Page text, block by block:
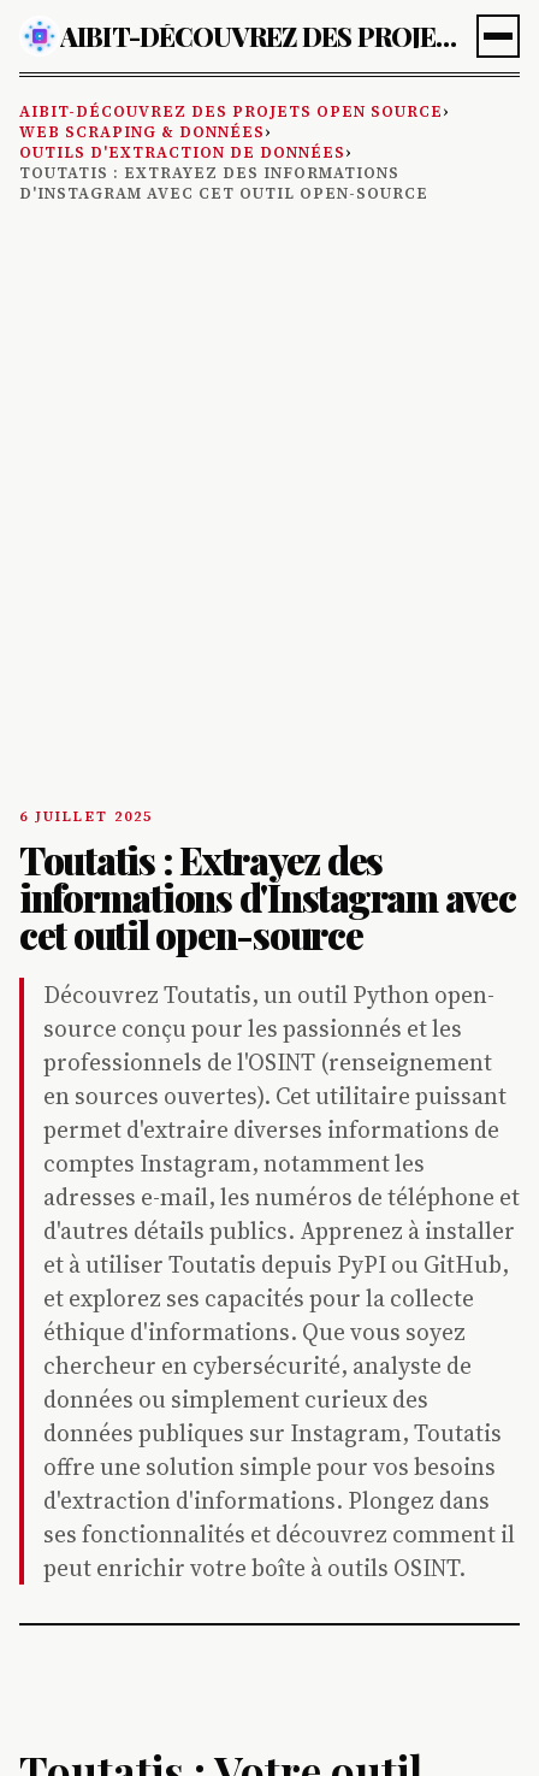
AIBIT-DÉCOUVREZ DES PROJETS OPEN SOURCE
AIBIT-DÉCOUVREZ DES PROJETS OPEN SOURCE›
WEB SCRAPING & DONNÉES›
OUTILS D'EXTRACTION DE DONNÉES›
TOUTATIS : EXTRAYEZ DES INFORMATIONS
D'INSTAGRAM AVEC CET OUTIL OPEN-SOURCE
6 JUILLET 2025
Toutatis : Extrayez des
informations d'Instagram avec
cet outil open-source
Découvrez Toutatis, un outil Python open-
source conçu pour les passionnés et les
professionnels de l'OSINT (renseignement
en sources ouvertes). Cet utilitaire puissant
permet d'extraire diverses informations de
comptes Instagram, notamment les
adresses e-mail, les numéros de téléphone et
d'autres détails publics. Apprenez à installer
et à utiliser Toutatis depuis PyPI ou GitHub,
et explorez ses capacités pour la collecte
éthique d'informations. Que vous soyez
chercheur en cybersécurité, analyste de
données ou simplement curieux des
données publiques sur Instagram, Toutatis
offre une solution simple pour vos besoins
d'extraction d'informations. Plongez dans
ses fonctionnalités et découvrez comment il
peut enrichir votre boîte à outils OSINT.